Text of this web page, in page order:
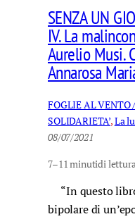
SENZA UN
IV. La
Aurelio Musi.
Annarosa
FOGLIE AL
SOLIDARIETA’, La
08/07/2021
7–11 minutidi lettura
“In questo
bipolare di